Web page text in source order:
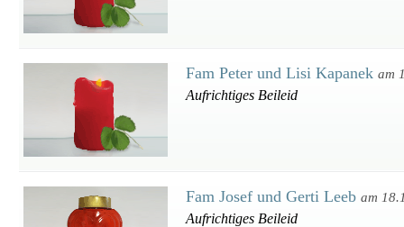
Fam Peter und Lisi Kapanek am
Aufrichtiges Beileid
Fam Josef und Gerti Leeb am
Aufrichtiges Beileid